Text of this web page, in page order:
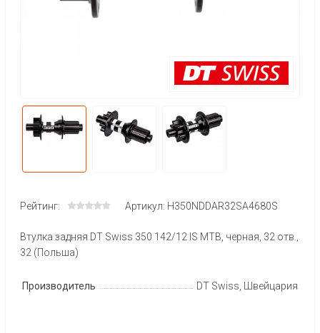
Рейтинг: Артикул: H350NDDAR32SA4680S
Втулка задняя DT Swiss 350 142/12 IS MTB, черная, 32 отв.,
32 (Польша)
Производитель DT Swiss, Швейцария